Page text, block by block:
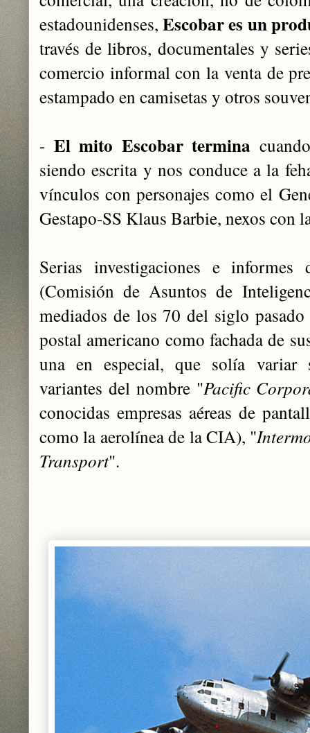
estadounidenses,Escobar es un
través de libros, documentales y
comercio informal con la venta de
estampado en camisetas y otros
- El mito Escobar termina c
siendo escrita y nos conduce a la
vínculos con personajes como el
Gestapo-SS Klaus Barbie, nexos con
Serias investigaciones e informes
(Comisión de Asuntos de
mediados de los 70 del siglo
postal americano como fachada de
una en especial, que solía variar
variantes del nombre "Pacific
conocidas empresas aéreas de
como la aerolínea de la CIA), "
Transport".